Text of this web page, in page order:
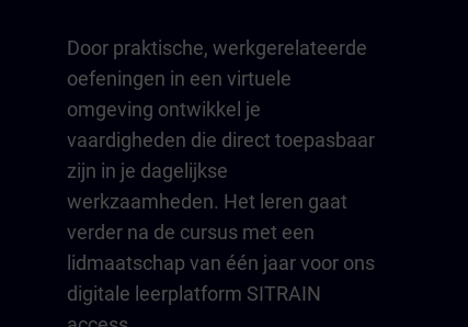
Door praktische, werkgerelateerde
oefeningen in een virtuele
omgeving ontwikkel je
vaardigheden die direct toepasbaar
zijn in je dagelijkse
werkzaamheden. Het leren gaat
verder na de cursus met een
lidmaatschap van één jaar voor ons
digitale leerplatform SITRAIN